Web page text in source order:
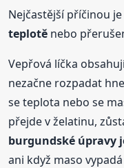
Nejčastější příčinou je
teplotě nebo
Vepřová líčka
nezačne rozpadat
se teplota nebo se
přejde v želatinu,
burgundské úpravy
ani když maso